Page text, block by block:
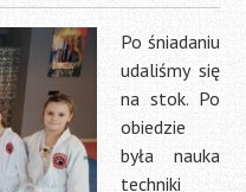
Po śniadaniu
udaliśmy się
na stok. Po
obiedzie
była nauka
techniki